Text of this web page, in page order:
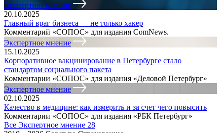
Экспертное мнение
20.10.2025
Главный враг бизнеса — не только хакер
Комментарий «СОПОС» для издания ComNews.
Экспертное мнение
15.10.2025
Корпоративное вакцинирование в Петербурге стало
стандартом социального пакета
Комментарии «СОПОС» для издания «Деловой Петербург»
Экспертное мнение
02.10.2025
Качество в медицине: как измерить и за счет чего повысить
Комментарии «СОПОС» для издания «РБК Петербург»
Все Экспертное мнение 28